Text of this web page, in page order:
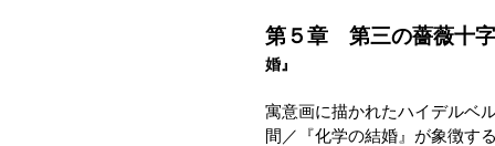
第５章 第三の薔薇十
婚』
寓意画に描かれたハイデルベ
間／『化学の結婚』が象徴す